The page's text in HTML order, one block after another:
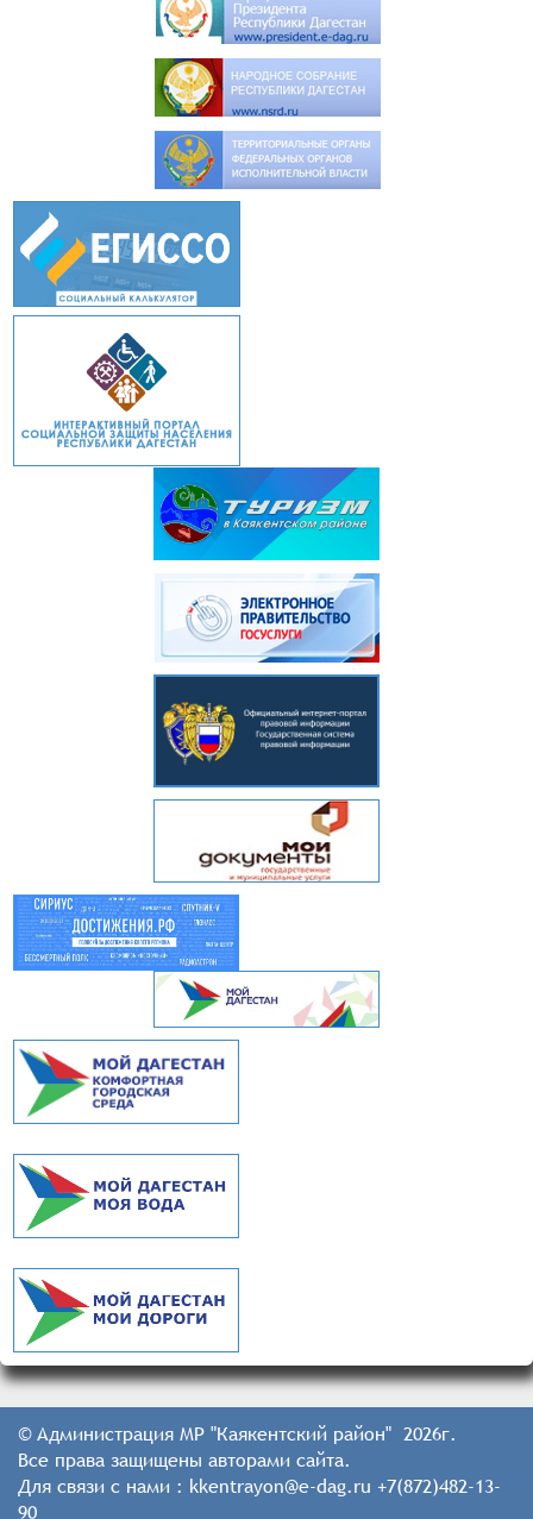
© Администрация МР "Каякентский район" 2026г.
Все права защищены авторами сайта.
Для связи с нами : kkentrayon@e-dag.ru +7(872)482-13-
90